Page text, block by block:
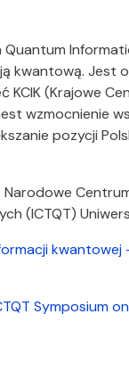
Quantum
kwantową.
(Krajowe
wzmocnienie
pozycji
(ICTQT)
kwantowej
Symposium